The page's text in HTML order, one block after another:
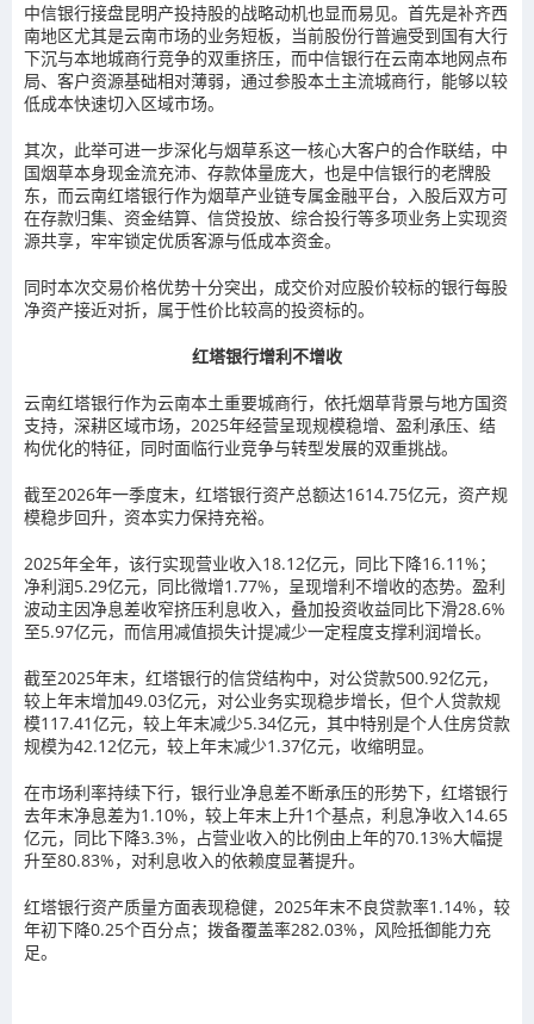
中信银行接盘昆明产投持股的战略动机也显而易见。首先是补齐西
南地区尤其是云南市场的业务短板，当前股份行普遍受到国有大行
下沉与本地城商行竞争的双重挤压，而中信银行在云南本地网点布
局、客户资源基础相对薄弱，通过参股本土主流城商行，能够以较
低成本快速切入区域市场。
其次，此举可进一步深化与烟草系这一核心大客户的合作联结，中
国烟草本身现金流充沛、存款体量庞大，也是中信银行的老牌股
东，而云南红塔银行作为烟草产业链专属金融平台，入股后双方可
在存款归集、资金结算、信贷投放、综合投行等多项业务上实现资
源共享，牢牢锁定优质客源与低成本资金。
同时本次交易价格优势十分突出，成交价对应股价较标的银行每股
净资产接近对折，属于性价比较高的投资标的。
红塔银行增利不增收
云南红塔银行作为云南本土重要城商行，依托烟草背景与地方国资
支持，深耕区域市场，2025年经营呈现规模稳增、盈利承压、结
构优化的特征，同时面临行业竞争与转型发展的双重挑战。
截至2026年一季度末，红塔银行资产总额达1614.75亿元，资产规
模稳步回升，资本实力保持充裕。
2025年全年，该行实现营业收入18.12亿元，同比下降16.11%；
净利润5.29亿元，同比微增1.77%，呈现增利不增收的态势。盈利
波动主因净息差收窄挤压利息收入，叠加投资收益同比下滑28.6%
至5.97亿元，而信用减值损失计提减少一定程度支撑利润增长。
截至2025年末，红塔银行的信贷结构中，对公贷款500.92亿元，
较上年末增加49.03亿元，对公业务实现稳步增长，但个人贷款规
模117.41亿元，较上年末减少5.34亿元，其中特别是个人住房贷款
规模为42.12亿元，较上年末减少1.37亿元，收缩明显。
在市场利率持续下行，银行业净息差不断承压的形势下，红塔银行
去年末净息差为1.10%，较上年末上升1个基点，利息净收入14.65
亿元，同比下降3.3%，占营业收入的比例由上年的70.13%大幅提
升至80.83%，对利息收入的依赖度显著提升。
红塔银行资产质量方面表现稳健，2025年末不良贷款率1.14%，较
年初下降0.25个百分点；拨备覆盖率282.03%，风险抵御能力充
足。